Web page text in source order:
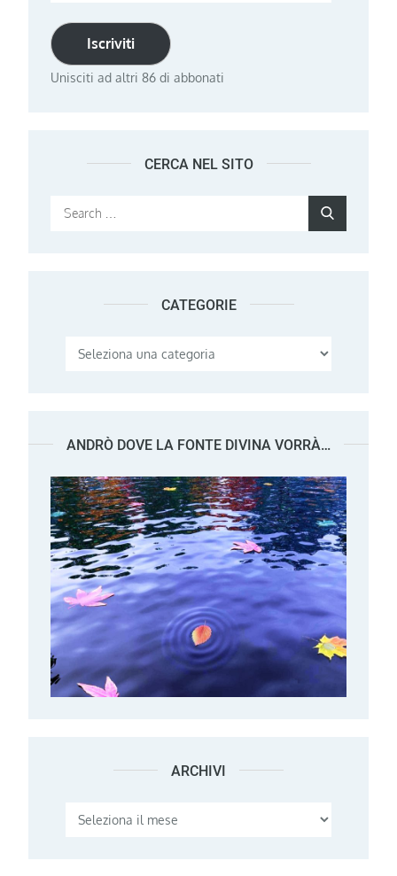
Iscriviti
Unisciti ad altri 86 di abbonati
CERCA NEL SITO
Search
CATEGORIE
Categorie
ANDRÒ DOVE LA FONTE DIVINA VORRÀ…
ARCHIVI Archivi